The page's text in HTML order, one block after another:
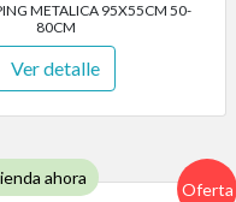
METALICA 95X55CM 50-
80CM
Ver detalle
ahora
Oferta